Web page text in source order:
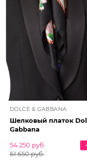
DOLCE & GABBANA
Шелковый платок
Gabbana
54 250 руб.
61 650 руб.